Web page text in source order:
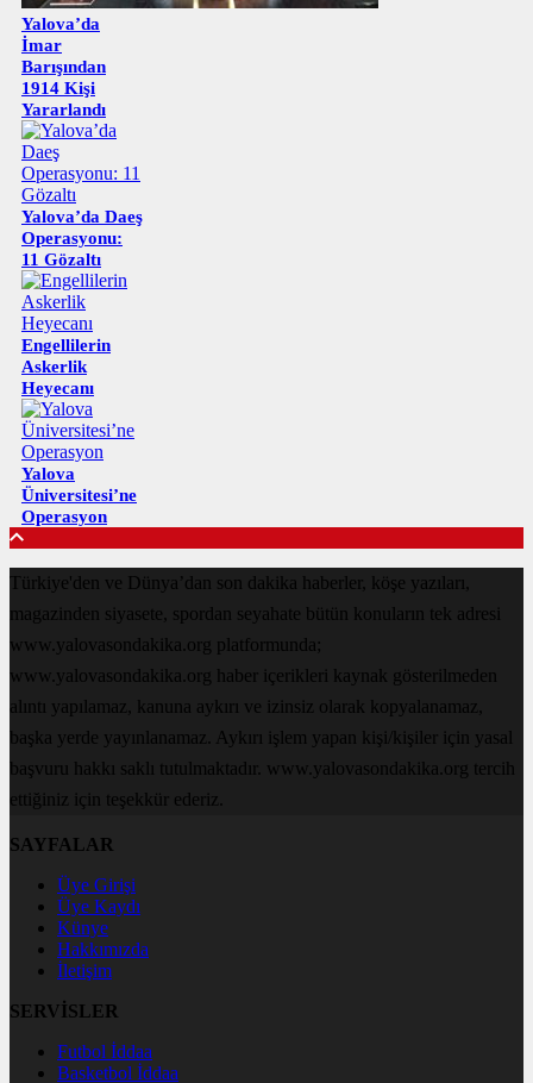
Yalova’da
İmar
Barışından
1914 Kişi
Yararlandı
Yalova’da Daeş
Operasyonu:
11 Gözaltı
Engellilerin
Askerlik
Heyecanı
Yalova
Üniversitesi’ne
Operasyon
Türkiye'den ve Dünya’dan son dakika haberler, köşe yazıları,
magazinden siyasete, spordan seyahate bütün konuların tek adresi
www.yalovasondakika.org platformunda;
www.yalovasondakika.org haber içerikleri kaynak gösterilmeden
alıntı yapılamaz, kanuna aykırı ve izinsiz olarak kopyalanamaz,
başka yerde yayınlanamaz. Aykırı işlem yapan kişi/kişiler için yasal
başvuru hakkı saklı tutulmaktadır. www.yalovasondakika.org tercih
ettiğiniz için teşekkür ederiz.
SAYFALAR
Üye Girişi
Üye Kaydı
Künye
Hakkımızda
İletişim
SERVİSLER
Futbol İddaa
Basketbol İddaa